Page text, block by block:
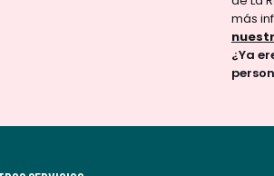
tu
Al
más
¿Ya